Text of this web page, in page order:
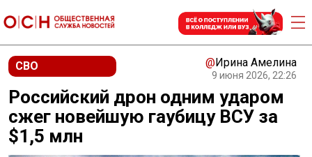
СВО @Ирина Амелина
9 июня 2026, 22:26
Российский дрон одним ударом
сжег новейшую гаубицу ВСУ за
$1,5 млн